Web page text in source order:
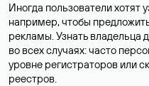
Иногда пользователи хотят
например, чтобы
рекламы. Узнать владельца
во всех случаях: часто
уровне регистраторов или
реестров.